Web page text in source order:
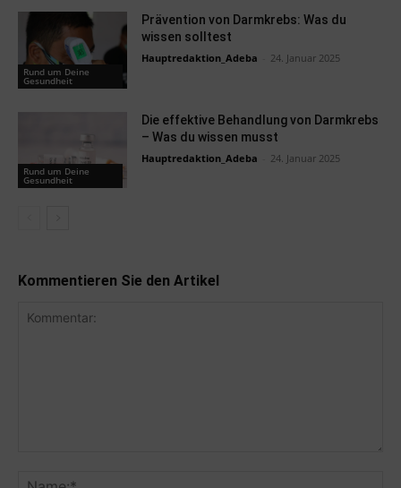
Rund um Deine
Gesundheit
Prävention von Darmkrebs: Was du
wissen solltest
Hauptredaktion_Adeba 24. Januar 2025
Rund um Deine
Gesundheit
Die effektive Behandlung von Darmkrebs
– Was du wissen musst
Hauptredaktion_Adeba 24. Januar 2025
Kommentieren Sie den Artikel